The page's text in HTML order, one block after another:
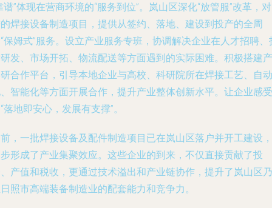
谱”体现在营商环境的“服务到位”。岚山区深化“放管服”改革，
焊接设备制造项目，提供从签约、落地、建设到投产的全周
保姆式”服务。设立产业服务专班，协调解决企业在人才招聘、
发、市场开拓、物流配送等方面遇到的实际困难。积极搭建产
合作平台，引导本地企业与高校、科研院所在焊接工艺、自动
智能化等方面开展合作，提升产业整体创新水平。让企业感受
落地即安心，发展有支撑”。
，一批焊接设备及配件制造项目已在岚山区落户并开工建设，
形成了产业集聚效应。这些企业的到来，不仅直接贡献了投
产值和税收，更通过技术溢出和产业链协作，提升了岚山区乃
照市高端装备制造业的配套能力和竞争力。